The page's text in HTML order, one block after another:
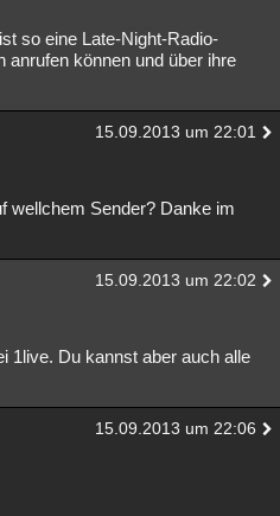
so eine Late-Night-Radio-
anrufen können und über ihre
15.09.2013 um 22:01
wellchem Sender? Danke im
15.09.2013 um 22:02
1live. Du kannst aber auch alle
15.09.2013 um 22:06